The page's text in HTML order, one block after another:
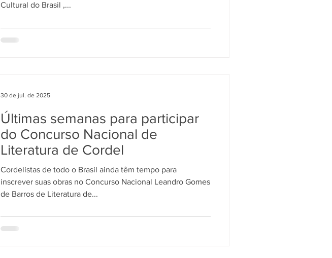
Cultural do Brasil ,...
Últimas semanas para participar
do Concurso Nacional de
Literatura de Cordel
Cordelistas de todo o Brasil ainda têm tempo para
inscrever suas obras no Concurso Nacional Leandro Gomes
de Barros de Literatura de...
30 de jul. de 2025